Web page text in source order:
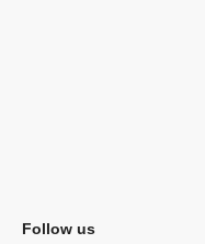
Follow us